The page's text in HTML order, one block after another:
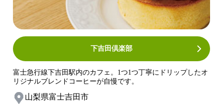
下吉田倶楽部
富士急行線下吉田駅内のカフェ。1つ1つ丁寧にドリップしたオ
リジナルブレンドコーヒーが自慢です。
山梨県富士吉田市